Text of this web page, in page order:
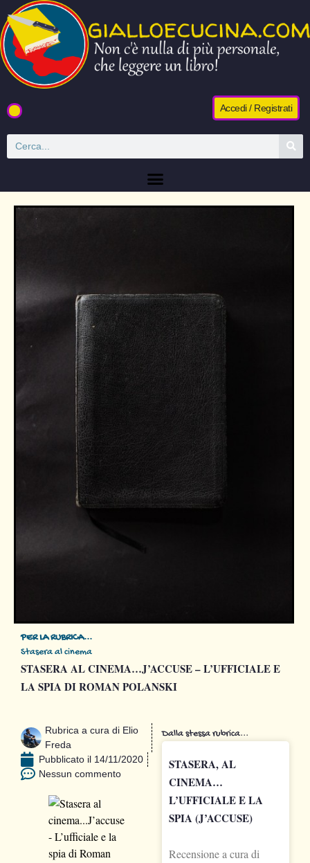
Accedi / Registrati
PER LA RUBRICA...
Stasera al cinema
STASERA AL CINEMA…J’ACCUSE – L’UFFICIALE E
LA SPIA DI ROMAN POLANSKI
Rubrica a cura di Elio
Freda
Pubblicato il 14/11/2020
Nessun commento
Dalla stessa rubrica...
STASERA, AL
CINEMA…
L’UFFICIALE E LA
SPIA (J’ACCUSE)
Recensione a cura di